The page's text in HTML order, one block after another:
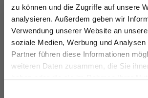
zu können und die Zugriffe auf unsere
analysieren. Außerdem geben wir
Verwendung unserer Website an
soziale Medien, Werbung und
Partner führen diese Informationen
weiteren Daten zusammen, die Sie
haben oder die sie im Rahmen Ihrer
ERHALTE 5%
DEINE